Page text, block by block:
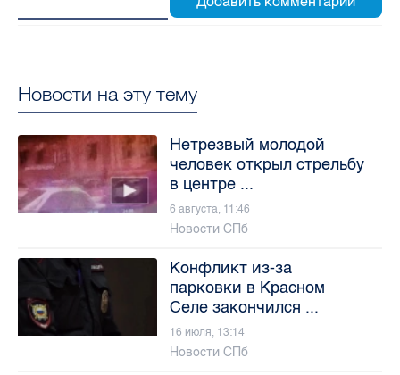
Новости на эту тему
Нетрезвый молодой
человек открыл стрельбу
в центре ...
6 августа, 11:46
Новости СПб
Конфликт из-за
парковки в Красном
Селе закончился ...
16 июля, 13:14
Новости СПб